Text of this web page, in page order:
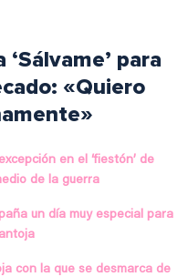
para
«Quiero
en el ‘fiestón’ de
de la guerra
un día muy especial para
con la que se desmarca de